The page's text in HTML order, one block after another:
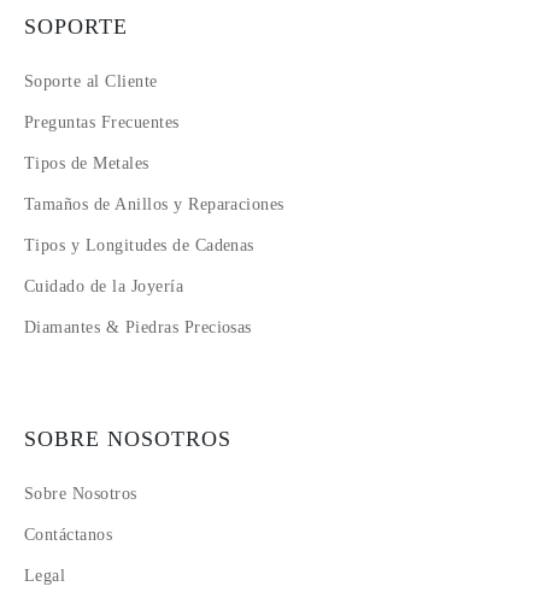
SOPORTE
Soporte al Cliente
Preguntas Frecuentes
Tipos de Metales
Tamaños de Anillos y Reparaciones
Tipos y Longitudes de Cadenas
Cuidado de la Joyería
Diamantes & Piedras Preciosas
SOBRE NOSOTROS
Sobre Nosotros
Contáctanos
Legal